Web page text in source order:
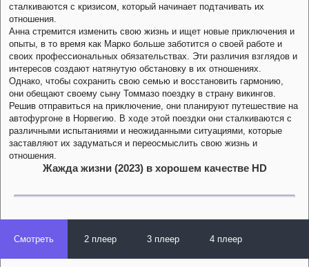
сталкиваются с кризисом, который начинает подтачивать их
отношения.
Анна стремится изменить свою жизнь и ищет новые приключения и
опыты, в то время как Марко больше заботится о своей работе и
своих профессиональных обязательствах. Эти различия взглядов и
интересов создают натянутую обстановку в их отношениях.
Однако, чтобы сохранить свою семью и восстановить гармонию,
они обещают своему сыну Томмазо поездку в страну викингов.
Решив отправиться на приключение, они планируют путешествие на
автофургоне в Норвегию. В ходе этой поездки они сталкиваются с
различными испытаниями и неожиданными ситуациями, которые
заставляют их задуматься и переосмыслить свою жизнь и
отношения.
Жажда жизни (2023) в хорошем качестве HD
Смотреть 2 плеер 3 плеер 4 плеер